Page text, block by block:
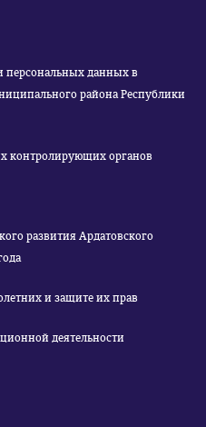
персональных данных в
района Республики
контролирующих органов
развития Ардатовского
и защите их прав
деятельности